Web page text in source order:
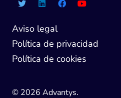
Aviso legal
Política de privacidad
Política de cookies
© 2026 Advantys.